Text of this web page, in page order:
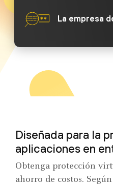
La empresa
Diseñada para la
aplicaciones en
Obtenga protección
ahorro de costos.